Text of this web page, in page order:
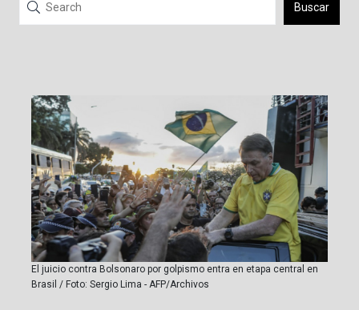
Buscar
El juicio contra Bolsonaro por golpismo entra en etapa central en
Brasil / Foto: Sergio Lima - AFP/Archivos